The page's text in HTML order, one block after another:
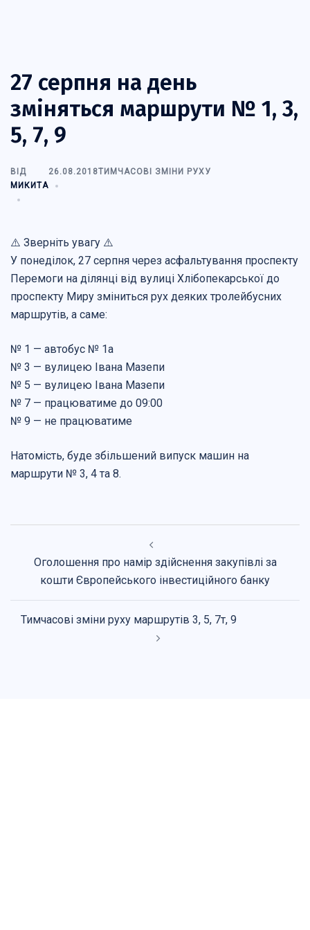
27 серпня на день
зміняться маршрути № 1, 3,
5, 7, 9
ВІД
МИКИТА
26.08.2018ТИМЧАСОВІ ЗМІНИ РУХУ
⚠️ Зверніть увагу ⚠️
У понеділок, 27 серпня через асфальтування проспекту
Перемоги на ділянці від вулиці Хлібопекарської до
проспекту Миру зміниться рух деяких тролейбусних
маршрутів, а саме:
№ 1 — автобус № 1а
№ 3 — вулицею Івана Мазепи
№ 5 — вулицею Івана Мазепи
№ 7 — працюватиме до 09:00
№ 9 — не працюватиме
Натомість, буде збільшений випуск машин на
маршрути № 3, 4 та 8.
запису
Оголошення про намір здійснення закупівлі за
кошти Європейського інвестиційного банку
Тимчасові зміни руху маршрутів 3, 5, 7т, 9